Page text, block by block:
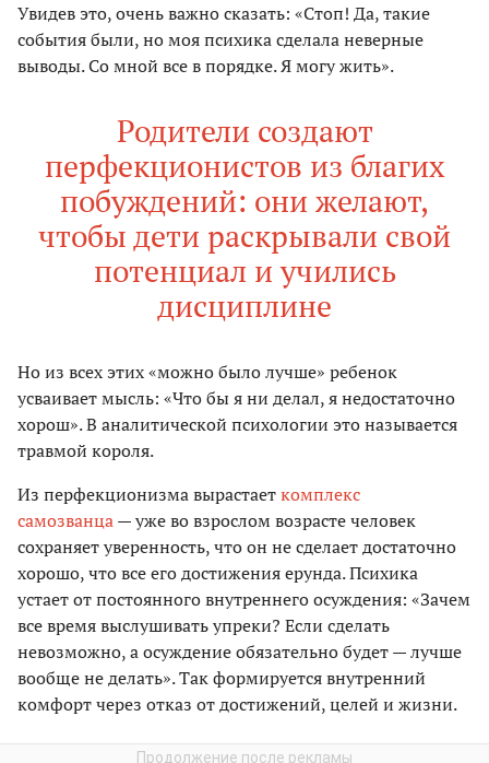
Увидев это, очень важно сказать: «Стоп! Да, такие
события были, но моя психика сделала неверные
выводы. Со мной все в порядке. Я могу жить».
Родители создают
перфекционистов из благих
побуждений: они желают,
чтобы дети раскрывали свой
потенциал и учились
дисциплине
Но из всех этих «можно было лучше» ребенок
усваивает мысль: «Что бы я ни делал, я недостаточно
хорош». В аналитической психологии это называется
травмой короля.
Из перфекционизма вырастаеткомплекс
самозванца— уже во взрослом возрасте человек
сохраняет уверенность, что он не сделает достаточно
хорошо, что все его достижения ерунда. Психика
устает от постоянного внутреннего осуждения: «Зачем
все время выслушивать упреки? Если сделать
невозможно, а осуждение обязательно будет — лучше
вообще не делать». Так формируется внутренний
комфорт через отказ от достижений, целей и жизни.